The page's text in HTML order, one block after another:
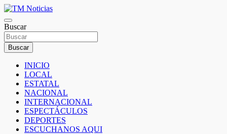
Saltar
al
contenido
TM Noticias
TM Noticias
Buscar
Buscar
INICIO
LOCAL
ESTATAL
NACIONAL
INTERNACIONAL
ESPECTÁCULOS
DEPORTES
ESCUCHANOS AQUI